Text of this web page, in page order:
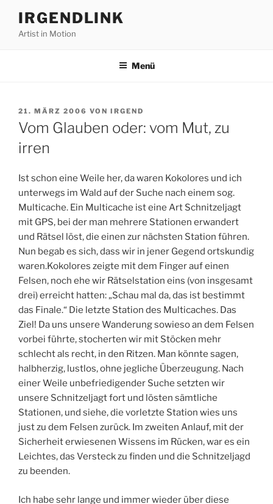
Inhalt
springen
IRGENDLINK
Artist in Motion
Menü
VERÖFFENTLICHT
AM
21. MÄRZ 2006 VON IRGEND
Vom Glauben oder: vom Mut, zu
irren
Ist schon eine Weile her, da waren Kokolores und ich
unterwegs im Wald auf der Suche nach einem sog.
Multicache. Ein Multicache ist eine Art Schnitzeljagt
mit GPS, bei der man mehrere Stationen erwandert
und Rätsel löst, die einen zur nächsten Station führen.
Nun begab es sich, dass wir in jener Gegend ortskundig
waren.Kokolores zeigte mit dem Finger auf einen
Felsen, noch ehe wir Rätselstation eins (von insgesamt
drei) erreicht hatten: „Schau mal da, das ist bestimmt
das Finale.“ Die letzte Station des Multicaches. Das
Ziel! Da uns unsere Wanderung sowieso an dem Felsen
vorbei führte, stocherten wir mit Stöcken mehr
schlecht als recht, in den Ritzen. Man könnte sagen,
halbherzig, lustlos, ohne jegliche Überzeugung. Nach
einer Weile unbefriedigender Suche setzten wir
unsere Schnitzeljagt fort und lösten sämtliche
Stationen, und siehe, die vorletzte Station wies uns
just zu dem Felsen zurück. Im zweiten Anlauf, mit der
Sicherheit erwiesenen Wissens im Rücken, war es ein
Leichtes, das Versteck zu finden und die Schnitzeljagd
zu beenden.
Ich habe sehr lange und immer wieder über diese